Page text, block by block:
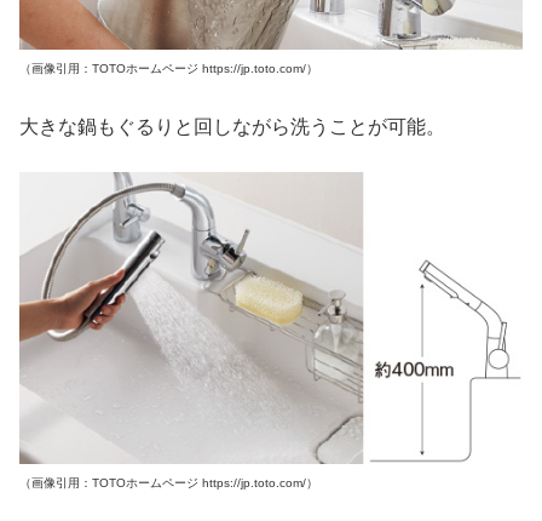
（画像引用：TOTOホームページ https://jp.toto.com/）
大きな鍋もぐるりと回しながら洗うことが可能。
（画像引用：TOTOホームページ https://jp.toto.com/）